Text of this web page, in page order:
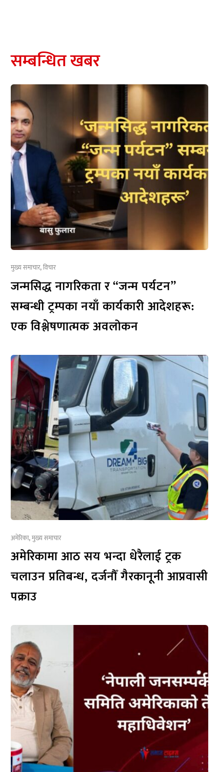
सम्बन्धित खबर
मुख्य समाचार,विचार
जन्मसिद्ध नागरिकता र “जन्म पर्यटन”
सम्बन्धी ट्रम्पका नयाँ कार्यकारी आदेशहरू:
एक विश्लेषणात्मक अवलोकन
अमेरिका,मुख्य समाचार
अमेरिकामा आठ सय भन्दा धेरैलाई ट्रक
चलाउन प्रतिबन्ध, दर्जनौँ गैरकानूनी आप्रवासी
पक्राउ